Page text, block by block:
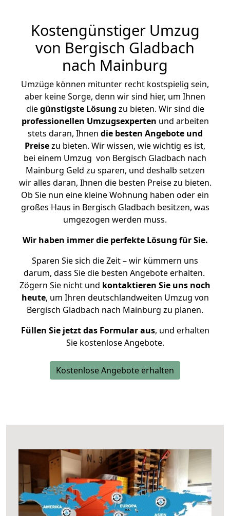
Kostengünstiger Umzug
von Bergisch Gladbach
nach Mainburg
Umzüge können mitunter recht kostspielig sein,
aber keine Sorge, denn wir sind hier, um Ihnen
diegünstigste Lösung zu bieten. Wir sind die
professionellen Umzugsexperten und arbeiten
stets daran, Ihnen die besten Angebote und
Preisezu bieten. Wir wissen, wie wichtig es ist,
bei einem Umzug von Bergisch Gladbach nach
Mainburg Geld zu sparen, und deshalb setzen
wir alles daran, Ihnen die besten Preise zu bieten.
Ob Sie nun eine kleine Wohnung haben oder ein
großes Haus in Bergisch Gladbach besitzen, was
umgezogen werden muss.
Wir haben immer die perfekte Lösung für Sie.
Sparen Sie sich die Zeit – wir kümmern uns
darum, dass Sie die besten Angebote erhalten.
Zögern Sie nicht und kontaktieren Sie uns noch
heute, um Ihren deutschlandweiten Umzug von
Bergisch Gladbach nach Mainburg zu planen.
Füllen Sie jetzt das Formular aus, und erhalten
Sie kostenlose Angebote.
Kostenlose Angebote erhalten